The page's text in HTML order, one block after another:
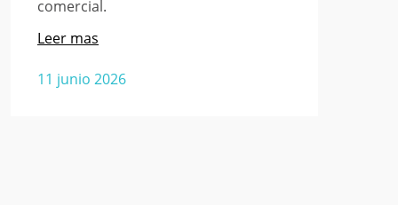
comercial.
11 junio 2026
Leer mas